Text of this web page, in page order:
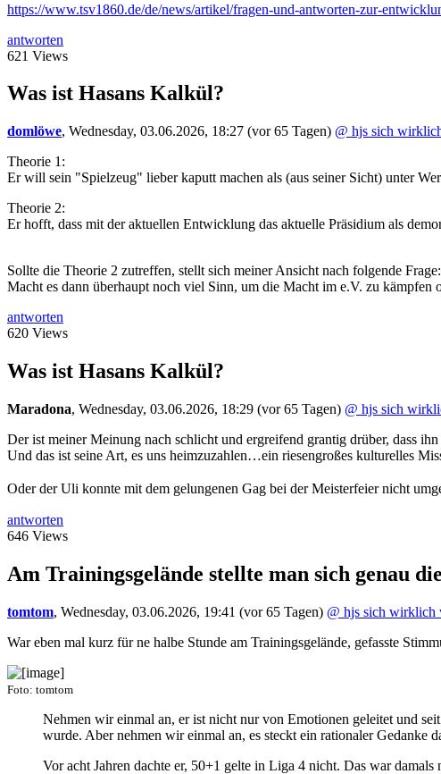
https://www.tsv1860.de/de/news/artikel/fragen-und-antworten-zur-
antworten
621 Views
Was ist Hasans Kalkül?
domlöwe, Wednesday, 03.06.2026, 18:27 (vor 65 Tagen) @ hjs sich
Theorie 1:
Er will sein "Spielzeug" lieber kaputt machen als (aus seiner Sicht) unter
Theorie 2:
Er hofft, dass mit der aktuellen Entwicklung das aktuelle Präsidium als
Sollte die Theorie 2 zutreffen, stellt sich meiner Ansicht nach folgende Frage:
Macht es dann überhaupt noch viel Sinn, um die Macht im e.V. zu
antworten
620 Views
Was ist Hasans Kalkül?
Maradona, Wednesday, 03.06.2026, 18:29 (vor 65 Tagen) @ hjs sich
Der ist meiner Meinung nach schlicht und ergreifend grantig drüber, dass
Und das ist seine Art, es uns heimzuzahlen…ein riesengroßes kulturelles
Oder der Uli konnte mit dem gelungenen Gag bei der Meisterfeier nicht
antworten
646 Views
Am Trainingsgelände stellte man sich genau
tomtom, Wednesday, 03.06.2026, 19:41 (vor 65 Tagen) @ hjs sich wirklich
War eben mal kurz für ne halbe Stunde am Trainingsgelände, gefasste
Foto: tomtom
Nehmen wir einmal an, er ist nicht nur von Emotionen geleitet und
wurde. Aber nehmen wir einmal an, es steckt ein rationaler Gedanke
Vor acht Jahren dachte er, 50+1 gelte in Liga 4 nicht. Das war